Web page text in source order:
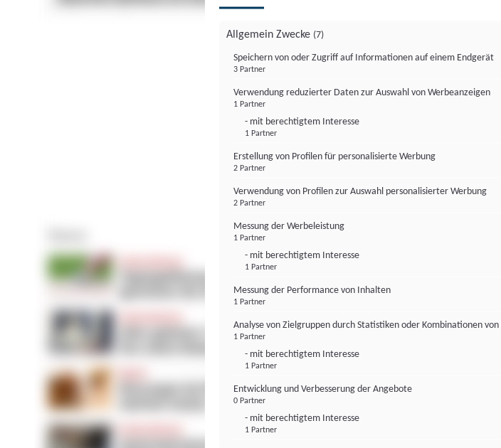
Allgemein Zwecke (7)
Speichern von oder Zugriff auf Informationen auf einem Endgerät
3 Partner
Verwendung reduzierter Daten zur Auswahl von Werbeanzeigen
1 Partner
- mit berechtigtem Interesse
1 Partner
Erstellung von Profilen für personalisierte Werbung
2 Partner
Verwendung von Profilen zur Auswahl personalisierter Werbung
2 Partner
Messung der Werbeleistung
1 Partner
- mit berechtigtem Interesse
1 Partner
Messung der Performance von Inhalten
1 Partner
Analyse von Zielgruppen durch Statistiken oder Kombinationen
1 Partner
- mit berechtigtem Interesse
1 Partner
Entwicklung und Verbesserung der Angebote
0 Partner
- mit berechtigtem Interesse
1 Partner